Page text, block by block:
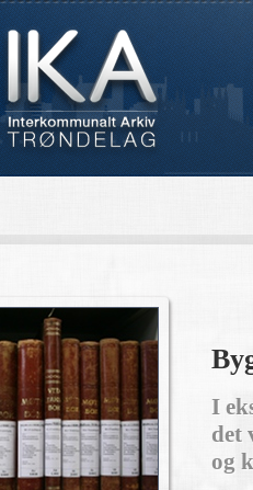
I
det
og